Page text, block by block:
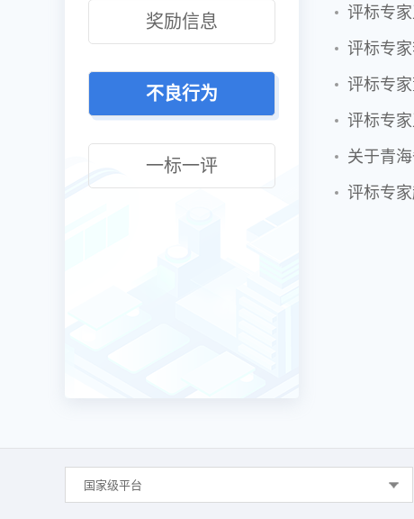
奖励信息
不良行为
一标一评
评标专
评标专
评标专
评标专
关于青
评标专
国家级平台